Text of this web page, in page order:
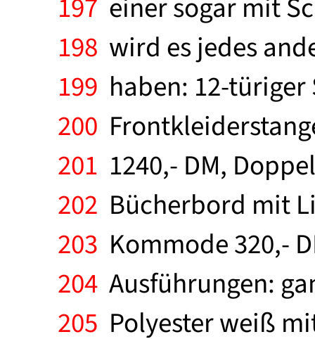
197 einer sogar mit
198 wird es jedes
199 haben: 12-
200
201 1240,- DM,
202 Bücherbord mit
203 Kommode 320,-
204 Ausführungen:
205 Polyester weiß